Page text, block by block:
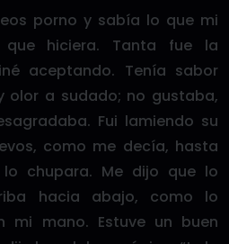
porno y sabía lo que mi
hiciera. Tanta fue la
aceptando. Tenía sabor
olor a sudado; no gustaba,
Fui lamiendo su
como me decía, hasta
chupara. Me dijo que lo
hacia abajo, como lo
mi mano. Estuve un buen